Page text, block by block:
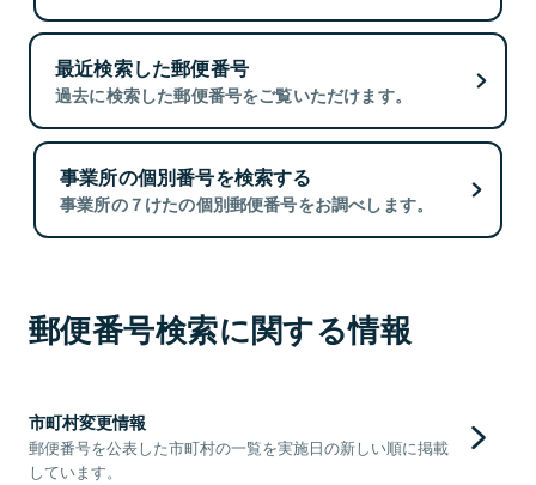
最近検索した郵便番号
過去に検索した郵便番号をご覧いただけます。
事業所の個別番号を検索する
事業所の７けたの個別郵便番号をお調べします。
郵便番号検索に関する情報
市町村変更情報
郵便番号を公表した市町村の一覧を実施日の新しい順に掲載
しています。